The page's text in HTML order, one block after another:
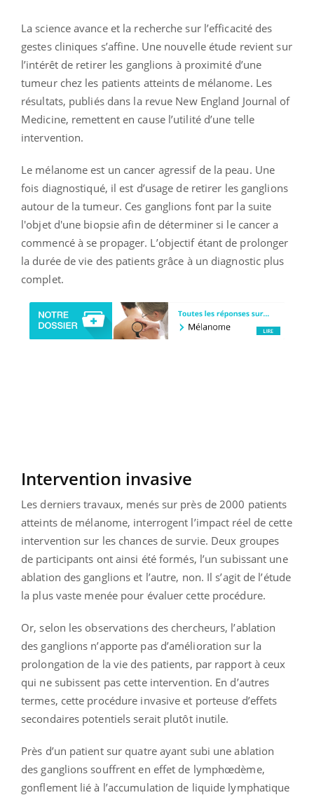
La science avance et la recherche sur l’efficacité des
gestes cliniques s’affine. Une nouvelle étude revient sur
l’intérêt de retirer les ganglions à proximité d’une
tumeur chez les patients atteints de mélanome. Les
résultats, publiés dans la revue New England Journal of
Medicine, remettent en cause l’utilité d’une telle
intervention.
Le mélanome est un cancer agressif de la peau. Une
fois diagnostiqué, il est d’usage de retirer les ganglions
autour de la tumeur. Ces ganglions font par la suite
l'objet d'une biopsie afin de déterminer si le cancer a
commencé à se propager. L’objectif étant de prolonger
la durée de vie des patients grâce à un diagnostic plus
complet.
Intervention invasive
Les derniers travaux, menés sur près de 2000 patients
atteints de mélanome, interrogent l’impact réel de cette
intervention sur les chances de survie. Deux groupes
de participants ont ainsi été formés, l’un subissant une
ablation des ganglions et l’autre, non. Il s’agit de l’étude
la plus vaste menée pour évaluer cette procédure.
Or, selon les observations des chercheurs, l’ablation
des ganglions n’apporte pas d’amélioration sur la
prolongation de la vie des patients, par rapport à ceux
qui ne subissent pas cette intervention. En d’autres
termes, cette procédure invasive et porteuse d’effets
secondaires potentiels serait plutôt inutile.
Près d’un patient sur quatre ayant subi une ablation
des ganglions souffrent en effet de lymphœdème,
gonflement lié à l’accumulation de liquide lymphatique